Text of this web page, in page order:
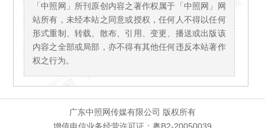
「中照网」所刊原创内容之著作权属于「中照网」网
站所有，未经本站之同意或授权，任何人不得以任何
形式重制、转载、散布、引用、变更、播送或出版该
内容之全部或局部，亦不得有其他任何违反本站著作
权之行为。
广东中照网传媒有限公司 版权所有